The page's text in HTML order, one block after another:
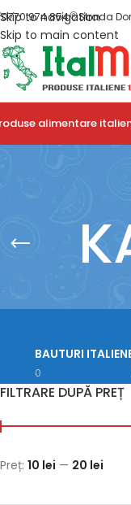
Skip to navigation
Skip to main content
0770 974 854 Strada
alimentare
BAUTURI
0
FILTRARE DUPĂ PREȚ
Preț: 10 lei — 20 lei